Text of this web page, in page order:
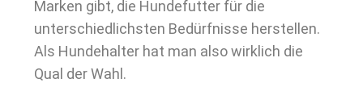
Marken gibt, die Hundefutter für die
unterschiedlichsten Bedürfnisse herstellen.
Als Hundehalter hat man also wirklich die
Qual der Wahl.